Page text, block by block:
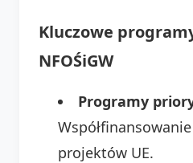
Kluczowe
NFOŚiGW
Programy
projektów UE.